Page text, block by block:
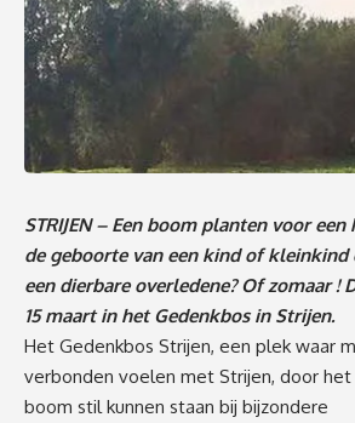
STRIJEN – Een boom planten voor
de geboorte van een kind of kleinkind
een dierbare overledene? Of zomaar !
15 maart in het Gedenkbos in Strijen.
Het Gedenkbos Strijen, een plek waar
verbonden voelen met Strijen, door
boom stil kunnen staan bij bijzondere